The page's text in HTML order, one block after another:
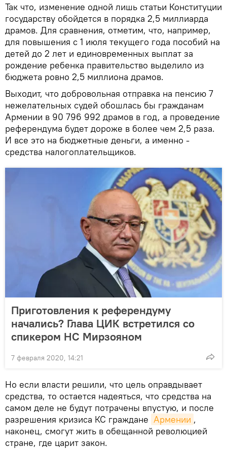
Так что, изменение одной лишь статьи Конституции
государству обойдется в порядка 2,5 миллиарда
драмов. Для сравнения, отметим, что, например,
для повышения с 1 июля текущего года пособий на
детей до 2 лет и единовременных выплат за
рождение ребенка правительство выделило из
бюджета ровно 2,5 миллиона драмов.
Выходит, что добровольная отправка на пенсию 7
нежелательных судей обошлась бы гражданам
Армении в 90 796 992 драмов в год, а проведение
референдума будет дороже в более чем 2,5 раза.
И все это на бюджетные деньги, а именно -
средства налогоплательщиков.
Приготовления к референдуму
начались? Глава ЦИК встретился со
спикером НС Мирзояном
7 февраля 2020, 14:21
Но если власти решили, что цель оправдывает
средства, то остается надеяться, что средства на
самом деле не будут потрачены впустую, и после
разрешения кризиса КС граждане Армении ,
наконец, смогут жить в обещанной революцией
стране, где царит закон.